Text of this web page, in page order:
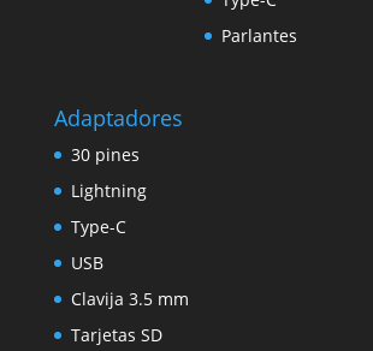
Parlantes
Adaptadores
30 pines
Lightning
Type-C
USB
Clavija 3.5 mm
Tarjetas SD